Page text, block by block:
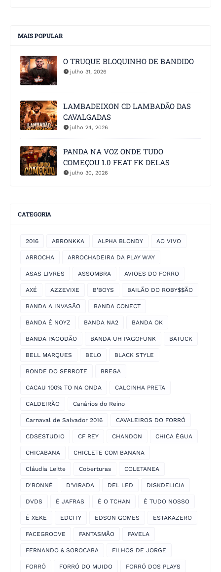
MAIS POPULAR
O TRUQUE BLOQUINHO DE BANDIDO
julho 31, 2026
LAMBADEIXON CD LAMBADÃO DAS
CAVALGADAS
julho 24, 2026
PANDA NA VOZ ONDE TUDO
COMEÇOU 1.0 FEAT FK DELAS
julho 30, 2026
CATEGORIA
2016 ABRONKKA ALPHA BLONDY AO VIVO
ARROCHA ARROCHADEIRA DA PLAY WAY
ASAS LIVRES ASSOMBRA AVIOES DO FORRO
AXÉ AZZEVIXE B'BOYS BAILÃO DO ROBY$$ÃO
BANDA A INVASÃO BANDA CONECT
BANDA É NOYZ BANDA NA2 BANDA OK
BANDA PAGODÃO BANDA UH PAGOFUNK BATUCK
BELL MARQUES BELO BLACK STYLE
BONDE DO SERROTE BREGA
CACAU 100% TO NA ONDA CALCINHA PRETA
CALDEIRÃO Canários do Reino
Carnaval de Salvador 2016 CAVALEIROS DO FORRÓ
CDSESTUDIO CF REY CHANDON CHICA ÉGUA
CHICABANA CHICLETE COM BANANA
Cláudia Leitte Coberturas COLETANEA
D'BONNÉ D'VIRADA DEL LED DISKDELICIA
DVDS É JAFRAS É O TCHAN É TUDO NOSSO
É XEKE EDCITY EDSON GOMES ESTAKAZERO
FACEGROOVE FANTASMÃO FAVELA
FERNANDO & SOROCABA FILHOS DE JORGE
FORRÓ FORRÓ DO MUIDO FORRÓ DOS PLAYS